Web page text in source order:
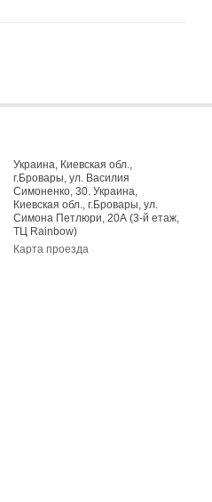
Украина, Киевская обл.,
г.Бровары, ул. Василия
Симоненко, 30. Украина,
Киевская обл., г.Бровары, ул.
Симона Петлюри, 20А (3-й етаж,
ТЦ Rainbow)
Карта проезда